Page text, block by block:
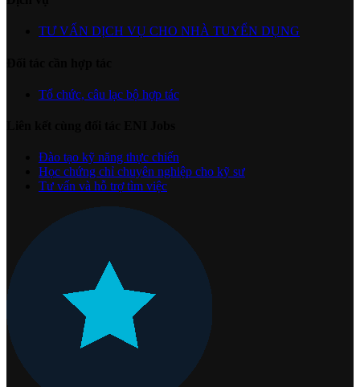
TƯ VẤN DỊCH VỤ CHO NHÀ TUYỂN DỤNG
Tổ chức, câu lạc bộ hợp tác
Đào tạo kỹ năng thực chiến
Học chứng chỉ chuyên nghiệp cho kỹ sư
Tư vấn và hỗ trợ tìm việc